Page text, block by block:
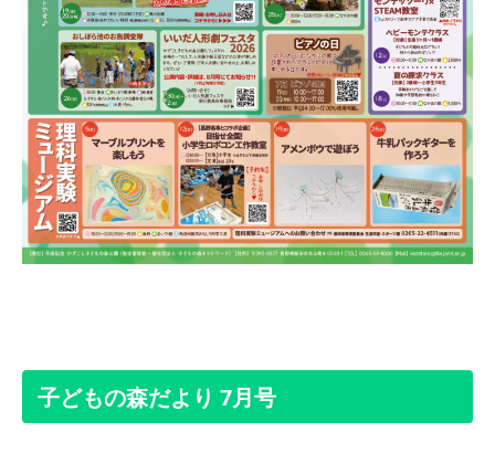
子どもの森だより 7月号